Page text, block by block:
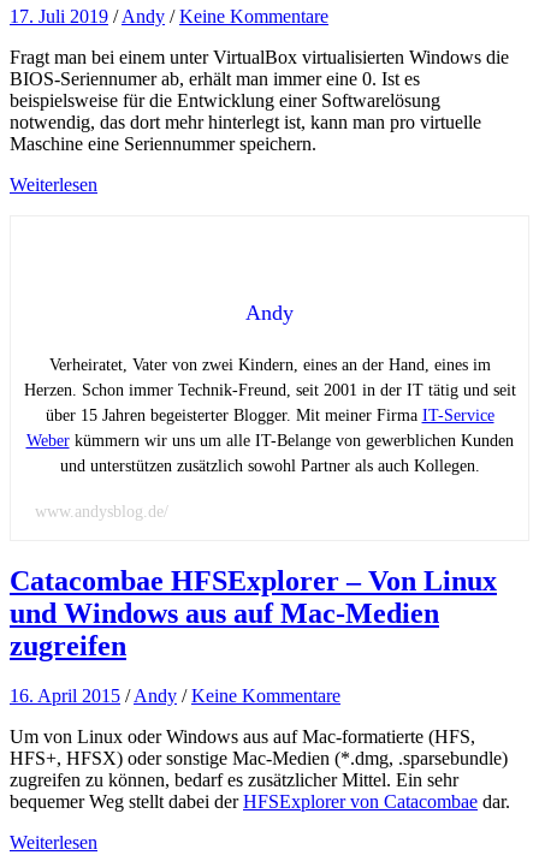
17. Juli 2019 /Andy /Keine Kommentare
Fragt man bei einem unter VirtualBox virtualisierten Windows die
BIOS-Seriennumer ab, erhält man immer eine 0. Ist es
beispielsweise für die Entwicklung einer Softwarelösung
notwendig, das dort mehr hinterlegt ist, kann man pro virtuelle
Maschine eine Seriennummer speichern.
Weiterlesen
Andy
Verheiratet, Vater von zwei Kindern, eines an der Hand, eines im
Herzen. Schon immer Technik-Freund, seit 2001 in der IT tätig und seit
über 15 Jahren begeisterter Blogger. Mit meiner Firma IT-Service
Weberkümmern wir uns um alle IT-Belange von gewerblichen Kunden
und unterstützen zusätzlich sowohl Partner als auch Kollegen.
www.andysblog.de/
Catacombae HFSExplorer – Von Linux
und Windows aus auf Mac-Medien
zugreifen
16. April 2015 /Andy /Keine Kommentare
Um von Linux oder Windows aus auf Mac-formatierte (HFS,
HFS+, HFSX) oder sonstige Mac-Medien (*.dmg, .sparsebundle)
zugreifen zu können, bedarf es zusätzlicher Mittel. Ein sehr
bequemer Weg stellt dabei derHFSExplorer von Catacombae dar.
Weiterlesen